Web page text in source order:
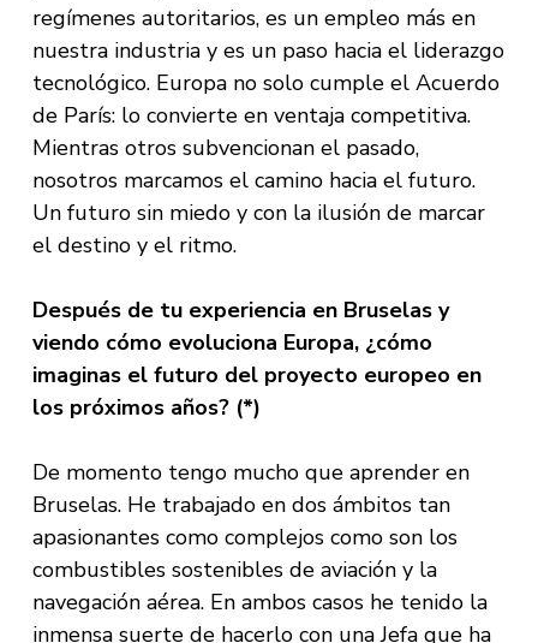
regímenes autoritarios, es un empleo más en
nuestra industria y es un paso hacia el liderazgo
tecnológico. Europa no solo cumple el Acuerdo
de París: lo convierte en ventaja competitiva.
Mientras otros subvencionan el pasado,
nosotros marcamos el camino hacia el futuro.
Un futuro sin miedo y con la ilusión de marcar
el destino y el ritmo.
Después de tu experiencia en Bruselas y
viendo cómo evoluciona Europa, ¿cómo
imaginas el futuro del proyecto europeo en
los próximos años? (*)
De momento tengo mucho que aprender en
Bruselas. He trabajado en dos ámbitos tan
apasionantes como complejos como son los
combustibles sostenibles de aviación y la
navegación aérea. En ambos casos he tenido la
inmensa suerte de hacerlo con una Jefa que ha